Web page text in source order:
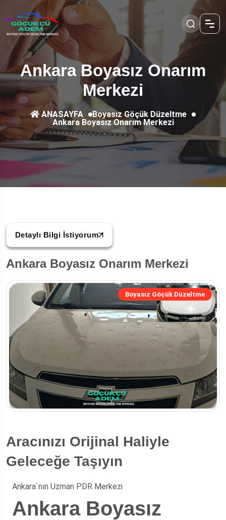
Ankara Boyasız Onarım
Merkezi
ANASAYFA
Boyasız Göçük Düzeltme
Ankara Boyasız Onarım Merkezi
Detaylı Bilgi İstiyorum
Ankara Boyasız Onarım Merkezi
Boyasız Göçük Düzeltme
Aracınızı Orijinal Haliyle
Geleceğe Taşıyın
Ankara`nın Uzman PDR Merkezi
Ankara Boyasız